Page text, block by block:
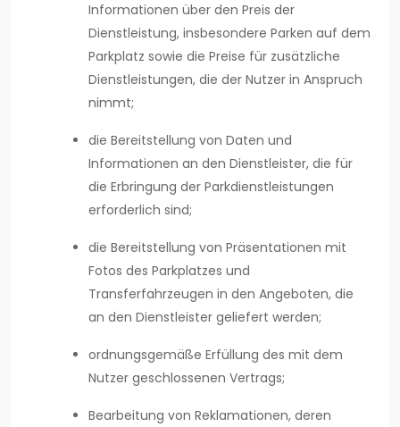
Informationen über den Preis der
Dienstleistung, insbesondere Parken auf dem
Parkplatz sowie die Preise für zusätzliche
Dienstleistungen, die der Nutzer in Anspruch
nimmt;
die Bereitstellung von Daten und
Informationen an den Dienstleister, die für
die Erbringung der Parkdienstleistungen
erforderlich sind;
die Bereitstellung von Präsentationen mit
Fotos des Parkplatzes und
Transferfahrzeugen in den Angeboten, die
an den Dienstleister geliefert werden;
ordnungsgemäße Erfüllung des mit dem
Nutzer geschlossenen Vertrags;
Bearbeitung von Reklamationen, deren